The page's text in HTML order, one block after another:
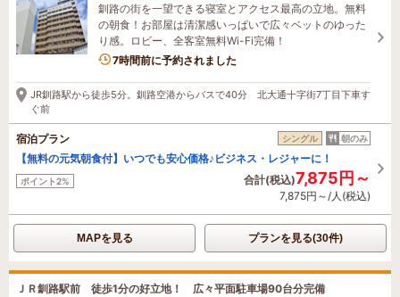
釧路の街を一望できる寝室とアクセス最高の立地。無料
の朝食！お部屋は清潔感いっぱいで広々ベットのゆった
り感。ロビー、全客室無料Wi-Fi完備！
7時間前に予約されました
JR釧路駅から徒歩5分。釧路空港からバスで40分 北大通十字街7丁目下車す
ぐ前
宿泊プラン シングル 朝のみ
【無料の元気朝食付】いつでも安心価格♪ビジネス・レジャーに！
ポイント2% 合計(税込)7,875円～
7,875円～/人(税込)
MAPを見る プランを見る(30件)
ＪＲ釧路駅前 徒歩1分の好立地！ 広々平面駐車場90台分完備